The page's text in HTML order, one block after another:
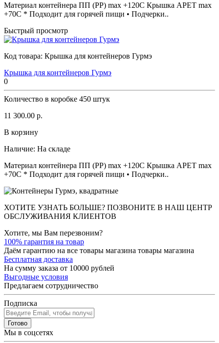
Материал контейнера ПП (PP) max +120C Крышка APET max
+70C * Подходит для горячей пищи • Подчерки..
Быстрый просмотр
Код товара: Крышка для контейнеров Гурмэ
Крышка для контейнеров Гурмэ
0
Количество в коробке 450 штук
11 300.00 р.
В корзину
Наличие: На складе
Материал контейнера ПП (PP) max +120C Крышка APET max
+70C * Подходит для горячей пищи • Подчерки..
ХОТИТЕ УЗНАТЬ БОЛЬШЕ? ПОЗВОНИТЕ В НАШ ЦЕНТР
ОБСЛУЖИВАНИЯ КЛИЕНТОВ
Хотите, мы Вам перезвоним?
100% гарантия на товар
Даём гарантию на все товары магазина товары магазина
Бесплатная доставка
На сумму заказа от 10000 рублей
Выгодные условия
Предлагаем сотрудничество
Подписка
Готово
Мы в соцсетях